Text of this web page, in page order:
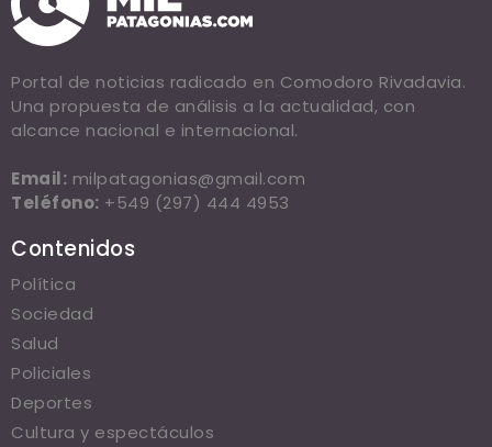
Portal de noticias radicado en Comodoro Rivadavia.
Una propuesta de análisis a la actualidad, con
alcance nacional e internacional.
Email: milpatagonias@gmail.com
Teléfono: +549 (297) 444 4953
Contenidos
Política
Sociedad
Salud
Policiales
Deportes
Cultura y espectáculos